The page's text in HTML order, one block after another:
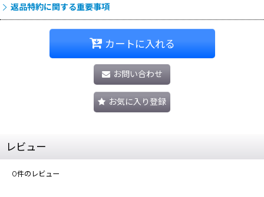
返品特約に関する重要事項
カートに入れる
お問い合わせ
お気に入り登録
レビュー
0件のレビュー